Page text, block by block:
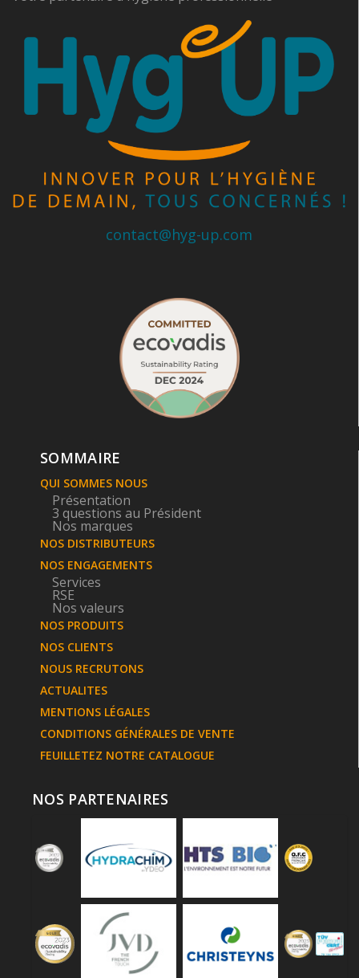
contact@hyg-up.com
SOMMAIRE
QUI SOMMES NOUS
Présentation
3 questions au Président
Nos marques
NOS DISTRIBUTEURS
NOS ENGAGEMENTS
Services
RSE
Nos valeurs
NOS PRODUITS
NOS CLIENTS
NOUS RECRUTONS
ACTUALITES
MENTIONS LÉGALES
CONDITIONS GÉNÉRALES DE VENTE
FEUILLETEZ NOTRE CATALOGUE
NOS PARTENAIRES